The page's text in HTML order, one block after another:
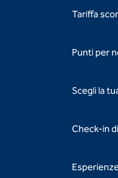
Tariffa
Punti per
Scegli la
Check-in